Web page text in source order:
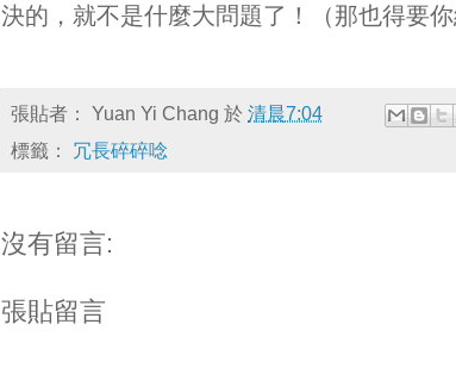
決的，就不是什麼大問題了！（那也得要你
張貼者： Yuan Yi Chang 於 清晨7:04
標籤： 冗長碎碎唸
沒有留言:
張貼留言